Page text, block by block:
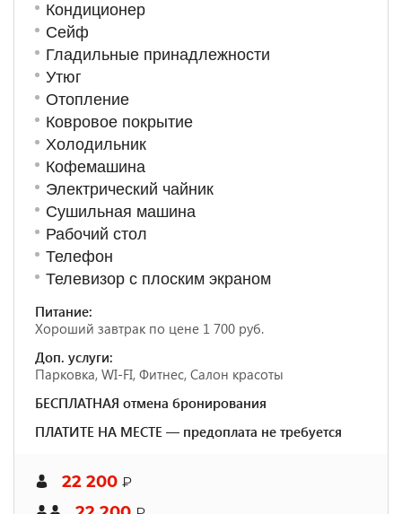
Кондиционер
Сейф
Гладильные принадлежности
Утюг
Отопление
Ковровое покрытие
Холодильник
Кофемашина
Электрический чайник
Сушильная машина
Рабочий стол
Телефон
Телевизор с плоским экраном
Питание:
Хороший завтрак по цене 1 700 руб.
Доп. услуги:
Парковка, WI-FI, Фитнес, Салон красоты
БЕСПЛАТНАЯ отмена бронирования
ПЛАТИТЕ НА МЕСТЕ — предоплата не требуется
22 200 ₽